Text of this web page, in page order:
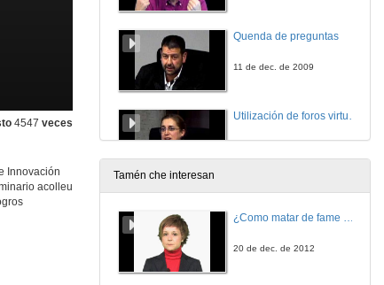
4547 veces
Innovación
acolleu
Quenda de preguntas
11 de dec. de 2009
A estratexia de "dous profesores por aula" nos cursos de extensión e complementarios da Universidade de Vigo.
11 de dec. de 2009
Tamén che interesan
¿Como matar de fame as bacterias?
20 de dec. de 2012